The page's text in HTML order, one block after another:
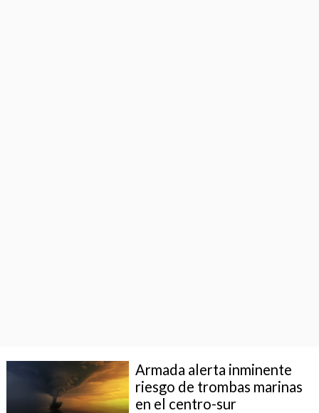
Armada alerta inminente
riesgo de trombas marinas
en el centro-sur